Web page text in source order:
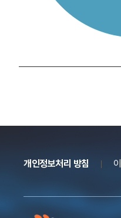
개인정보처리 방침